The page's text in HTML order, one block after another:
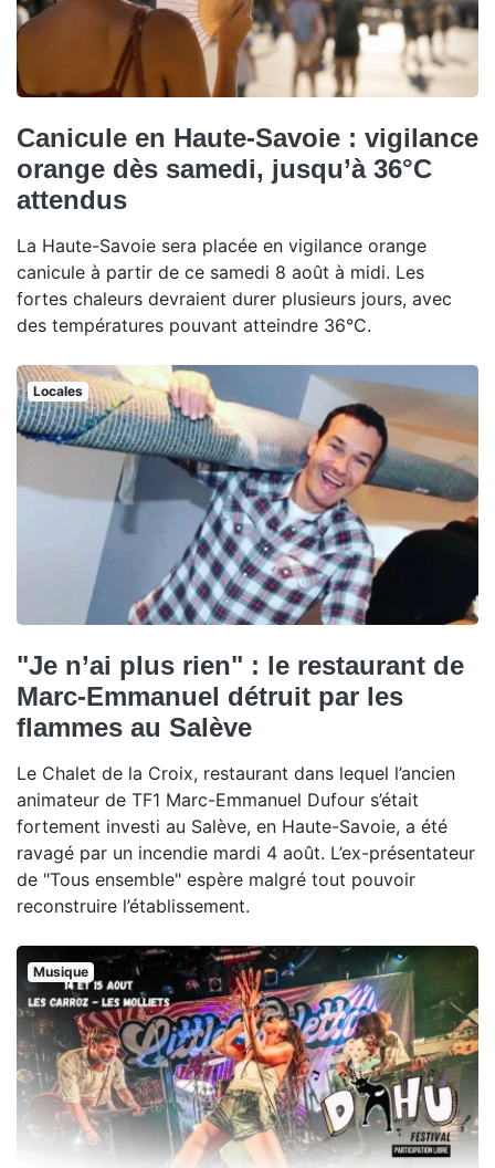
Canicule en Haute-Savoie : vigilance
orange dès samedi, jusqu’à 36°C
attendus
La Haute-Savoie sera placée en vigilance orange
canicule à partir de ce samedi 8 août à midi. Les
fortes chaleurs devraient durer plusieurs jours, avec
des températures pouvant atteindre 36°C.
Locales
"Je n’ai plus rien" : le restaurant de
Marc-Emmanuel détruit par les
flammes au Salève
Le Chalet de la Croix, restaurant dans lequel l’ancien
animateur de TF1 Marc-Emmanuel Dufour s’était
fortement investi au Salève, en Haute-Savoie, a été
ravagé par un incendie mardi 4 août. L’ex-présentateur
de "Tous ensemble" espère malgré tout pouvoir
reconstruire l’établissement.
Musique